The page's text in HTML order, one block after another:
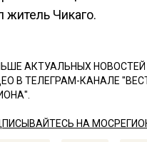
житель Чикаго.
АКТУАЛЬНЫХ
В ТЕЛЕГРАМ-КАНАЛЕ
НА